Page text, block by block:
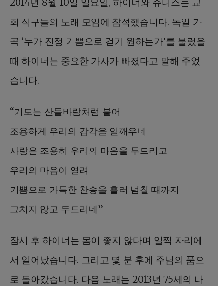
2014년 8월 10일 일요일, 하이너와 쥬디스는 교
회 식구들의 노래 모임에 참석했습니다. 독일 가
곡 ‘누가 진정 기쁨으로 걷기 원하는가’를 불렀을
때 하이너는 중요한 가사가 빠졌다고 말해 주었
습니다.
“기도는 산들바람처럼 불어
조용하게 우리의 감각을 일깨우네
사랑은 조용히 우리의 마음을 두드리고
우리의 마음이 열려
기쁨으로 가득한 찬송을 흘러 넘칠 때까지
그치지 않고 두드리네”
잠시 후 하이너는 몸이 좋지 않다며 일찍 자리에
서 일어났습니다. 그리고 몇 분 후에 주님의 품으
로 돌아갔습니다. 다음 노래는 2013년 75세의 나